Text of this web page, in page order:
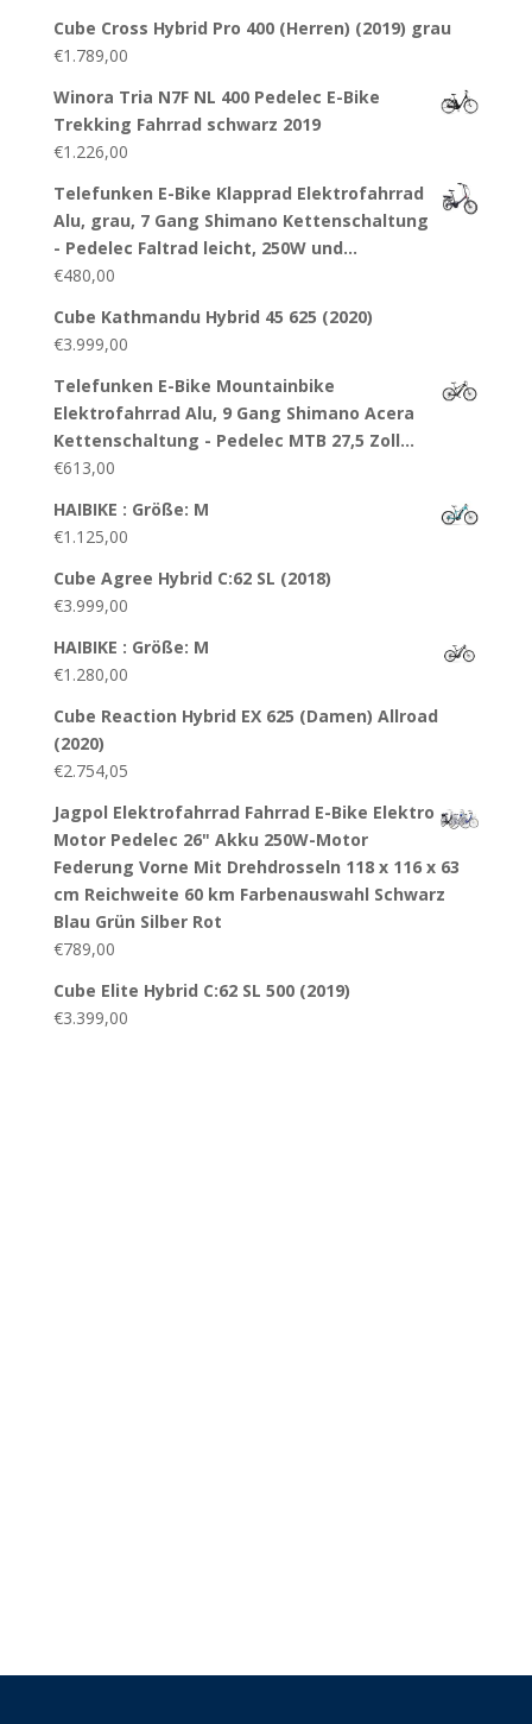
Cube Cross Hybrid Pro 400 (Herren) (2019) grau
€1.789,00
Winora Tria N7F NL 400 Pedelec E-Bike
Trekking Fahrrad schwarz 2019
€1.226,00
Telefunken E-Bike Klapprad Elektrofahrrad
Alu, grau, 7 Gang Shimano Kettenschaltung
- Pedelec Faltrad leicht, 250W und…
€480,00
Cube Kathmandu Hybrid 45 625 (2020)
€3.999,00
Telefunken E-Bike Mountainbike
Elektrofahrrad Alu, 9 Gang Shimano Acera
Kettenschaltung - Pedelec MTB 27,5 Zoll…
€613,00
HAIBIKE : Größe: M
€1.125,00
Cube Agree Hybrid C:62 SL (2018)
€3.999,00
HAIBIKE : Größe: M
€1.280,00
Cube Reaction Hybrid EX 625 (Damen) Allroad
(2020)
€2.754,05
Jagpol Elektrofahrrad Fahrrad E-Bike Elektro
Motor Pedelec 26" Akku 250W-Motor
Federung Vorne Mit Drehdrosseln 118 x 116 x 63
cm Reichweite 60 km Farbenauswahl Schwarz
Blau Grün Silber Rot
€789,00
Cube Elite Hybrid C:62 SL 500 (2019)
€3.399,00